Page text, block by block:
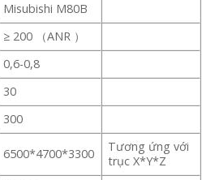
Misubishi M80B
≥ 200 （ANR ）
0,6-0,8
30
300
6500*4700*3300
Tương ứng với
trục X*Y*Z